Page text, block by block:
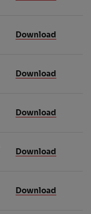
Download
Download
Download
Download
Download